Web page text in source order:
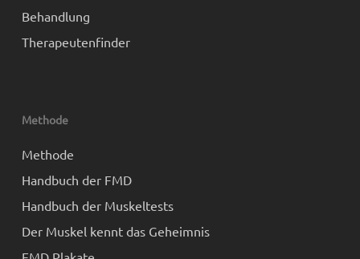
Behandlung
Therapeutenfinder
Methode
Methode
Handbuch der FMD
Handbuch der Muskeltests
Der Muskel kennt das Geheimnis